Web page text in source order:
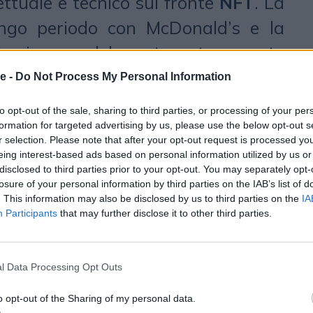
- Do Not Process My Personal Information
opt-out of the sale, sharing to third parties, or processing of your
for targeted advertising by us, please use the below opt-out
selection. Please note that after your opt-out request is processed
interest-based ads based on personal information utilized by us
to third parties prior to your opt-out. You may separately
of your personal information by third parties on the IAB’s list of
This information may also be disclosed by us to third parties on the
Participants that may further disclose it to other third parties.
Data Processing Opt Outs
opt-out of the Sharing of my personal data.
periodo con McDonald’s e la
e del suo target consente
sempre attività media first,
early adopter dal punto di vista
In particolare, OMD ha
di produzione e distribuzione
con il partnerSmiling,
sviluppa piattaforme software
e AdTech e tra i pionieri
di progetti NFT -
durante l’intero processo di
delle risorse.